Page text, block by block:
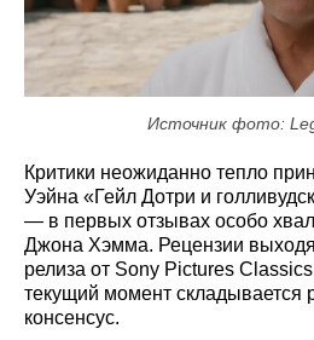
Источник фото:
Критики неожиданно тепло
Уэйна «Гейл Дотри и
— в первых отзывах особо
Джона Хэмма. Рецензии
релиза от Sony Pictures
текущий момент складывается
консенсус.